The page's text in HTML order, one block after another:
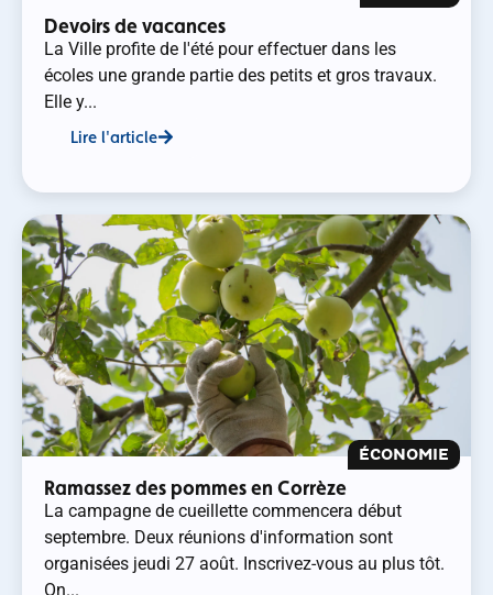
Devoirs de vacances
La Ville profite de l'été pour effectuer dans les
écoles une grande partie des petits et gros travaux.
Elle y...
Lire l'article
ÉCONOMIE
Ramassez des pommes en Corrèze
La campagne de cueillette commencera début
septembre. Deux réunions d'information sont
organisées jeudi 27 août. Inscrivez-vous au plus tôt.
On...